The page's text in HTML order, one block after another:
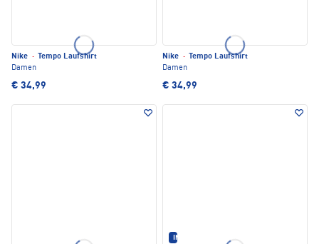
Nike ·
Tempo Laufshirt
Damen
€ 34,99
Nike ·
Tempo Laufshirt
Damen
€ 34,99
IM SET ERHÄLTLICH